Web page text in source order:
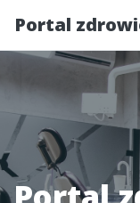
Portal